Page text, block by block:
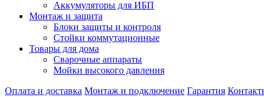
Аккумуляторы для ИБП
Монтаж и защита
Блоки защиты и контроля
Стойки коммутационные
Товары для дома
Сварочные аппараты
Мойки высокого давления
Оплата и доставка Монтаж и подключение Гарантия